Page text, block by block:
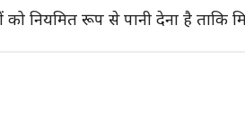
रूप से पानी देना है ताकि